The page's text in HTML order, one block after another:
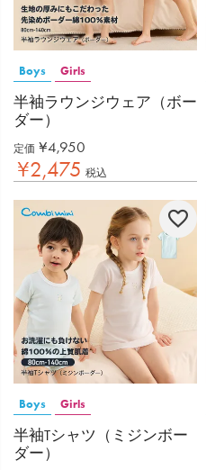
Boys Girls
半袖ラウンジウェア（ボー
ダー）
定価 ¥4,950
¥2,475 税込
Boys Girls
半袖Tシャツ（ミジンボー
ダー）